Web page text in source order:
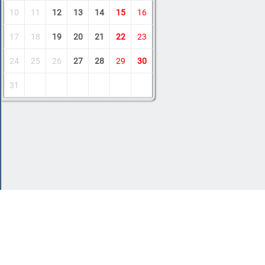
10 11 12 13 14 15 16
17 18 19 20 21 22 23
24 25 26 27 28 29 30
31